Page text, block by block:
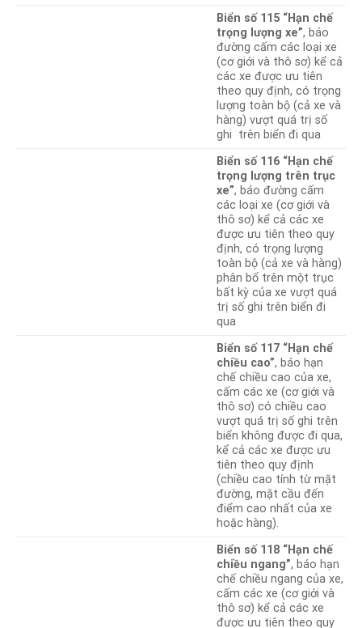
Biển số 115 “Hạn chế
trọng lượng xe”, báo
đường cấm các loại xe
(cơ giới và thô sơ) kể cả
các xe được ưu tiên
theo quy định, có trọng
lượng toàn bộ (cả xe và
hàng) vượt quá trị số
ghi trên biển đi qua
Biển số 116 “Hạn chế
trọng lượng trên trục
xe”, báo đường cấm
các loại xe (cơ giới và
thô sơ) kể cả các xe
được ưu tiên theo quy
định, có trọng lượng
toàn bộ (cả xe và hàng)
phân bổ trên một trục
bất kỳ của xe vượt quá
trị số ghi trên biển đi
qua
Biển số 117 “Hạn chế
chiều cao”, báo hạn
chế chiều cao của xe,
cấm các xe (cơ giới và
thô sơ) có chiều cao
vượt quá trị số ghi trên
biển không được đi qua,
kể cả các xe được ưu
tiên theo quy định
(chiều cao tính từ mặt
đường, mặt cầu đến
điểm cao nhất của xe
hoặc hàng).
Biển số 118 “Hạn chế
chiều ngang”, báo hạn
chế chiều ngang của xe,
cấm các xe (cơ giới và
thô sơ) kể cả các xe
được ưu tiên theo quy